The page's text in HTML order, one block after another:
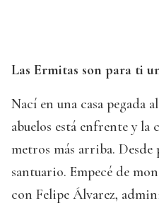
Las Ermitas son para ti
Nací en una casa pegada
abuelos está enfrente y la
metros más arriba.
santuario. Empecé de
con Felipe Álvarez,